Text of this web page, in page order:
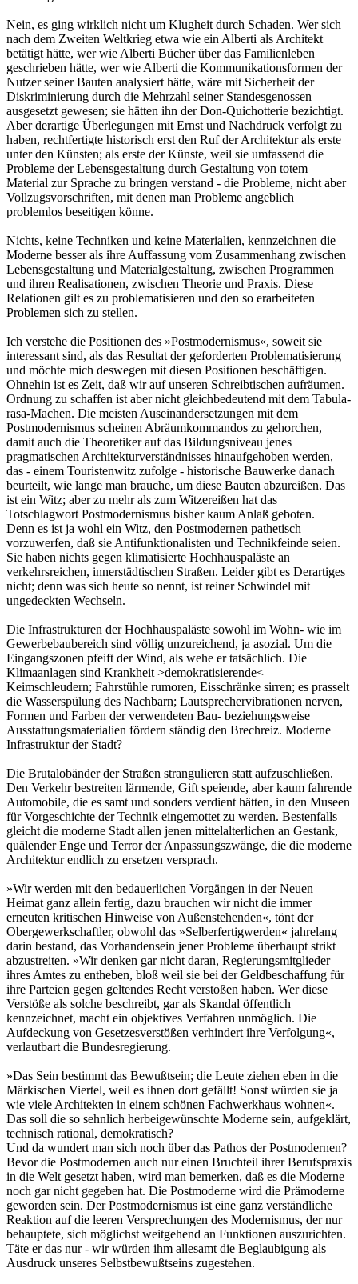
Nein, es ging wirklich nicht um Klugheit durch Schaden. Wer sich
nach dem Zweiten Weltkrieg etwa wie ein Alberti als Architekt
betätigt hätte, wer wie Alberti Bücher über das Familienleben
geschrieben hätte, wer wie Alberti die Kommunikationsformen der
Nutzer seiner Bauten analysiert hätte, wäre mit Sicherheit der
Diskriminierung durch die Mehrzahl seiner Standesgenossen
ausgesetzt gewesen; sie hätten ihn der Don-Quichotterie bezichtigt.
Aber derartige Überlegungen mit Ernst und Nachdruck verfolgt zu
haben, rechtfertigte historisch erst den Ruf der Architektur als erste
unter den Künsten; als erste der Künste, weil sie umfassend die
Probleme der Lebensgestaltung durch Gestaltung von totem
Material zur Sprache zu bringen verstand - die Probleme, nicht aber
Vollzugsvorschriften, mit denen man Probleme angeblich
problemlos beseitigen könne.
Nichts, keine Techniken und keine Materialien, kennzeichnen die
Moderne besser als ihre Auffassung vom Zusammenhang zwischen
Lebensgestaltung und Materialgestaltung, zwischen Programmen
und ihren Realisationen, zwischen Theorie und Praxis. Diese
Relationen gilt es zu problematisieren und den so erarbeiteten
Problemen sich zu stellen.
Ich verstehe die Positionen des »Postmodernismus«, soweit sie
interessant sind, als das Resultat der geforderten Problematisierung
und möchte mich deswegen mit diesen Positionen beschäftigen.
Ohnehin ist es Zeit, daß wir auf unseren Schreibtischen aufräumen.
Ordnung zu schaffen ist aber nicht gleichbedeutend mit dem Tabula-
rasa-Machen. Die meisten Auseinandersetzungen mit dem
Postmodernismus scheinen Abräumkommandos zu gehorchen,
damit auch die Theoretiker auf das Bildungsniveau jenes
pragmatischen Architekturverständnisses hinaufgehoben werden,
das - einem Touristenwitz zufolge - historische Bauwerke danach
beurteilt, wie lange man brauche, um diese Bauten abzureißen. Das
ist ein Witz; aber zu mehr als zum Witzereißen hat das
Totschlagwort Postmodernismus bisher kaum Anlaß geboten.
Denn es ist ja wohl ein Witz, den Postmodernen pathetisch
vorzuwerfen, daß sie Antifunktionalisten und Technikfeinde seien.
Sie haben nichts gegen klimatisierte Hochhauspaläste an
verkehrsreichen, innerstädtischen Straßen. Leider gibt es Derartiges
nicht; denn was sich heute so nennt, ist reiner Schwindel mit
ungedeckten Wechseln.
Die Infrastrukturen der Hochhauspaläste sowohl im Wohn- wie im
Gewerbebaubereich sind völlig unzureichend, ja asozial. Um die
Eingangszonen pfeift der Wind, als wehe er tatsächlich. Die
Klimaanlagen sind Krankheit >demokratisierende<
Keimschleudern; Fahrstühle rumoren, Eisschränke sirren; es prasselt
die Wasserspülung des Nachbarn; Lautsprechervibrationen nerven,
Formen und Farben der verwendeten Bau- beziehungsweise
Ausstattungsmaterialien fördern ständig den Brechreiz. Moderne
Infrastruktur der Stadt?
Die Brutalobänder der Straßen strangulieren statt aufzuschließen.
Den Verkehr bestreiten lärmende, Gift speiende, aber kaum fahrende
Automobile, die es samt und sonders verdient hätten, in den Museen
für Vorgeschichte der Technik eingemottet zu werden. Bestenfalls
gleicht die moderne Stadt allen jenen mittelalterlichen an Gestank,
quälender Enge und Terror der Anpassungszwänge, die die moderne
Architektur endlich zu ersetzen versprach.
»Wir werden mit den bedauerlichen Vorgängen in der Neuen
Heimat ganz allein fertig, dazu brauchen wir nicht die immer
erneuten kritischen Hinweise von Außenstehenden«, tönt der
Obergewerkschaftler, obwohl das »Selberfertigwerden« jahrelang
darin bestand, das Vorhandensein jener Probleme überhaupt strikt
abzustreiten. »Wir denken gar nicht daran, Regierungsmitglieder
ihres Amtes zu entheben, bloß weil sie bei der Geldbeschaffung für
ihre Parteien gegen geltendes Recht verstoßen haben. Wer diese
Verstöße als solche beschreibt, gar als Skandal öffentlich
kennzeichnet, macht ein objektives Verfahren unmöglich. Die
Aufdeckung von Gesetzesverstößen verhindert ihre Verfolgung«,
verlautbart die Bundesregierung.
»Das Sein bestimmt das Bewußtsein; die Leute ziehen eben in die
Märkischen Viertel, weil es ihnen dort gefällt! Sonst würden sie ja
wie viele Architekten in einem schönen Fachwerkhaus wohnen«.
Das soll die so sehnlich herbeigewünschte Moderne sein, aufgeklärt,
technisch rational, demokratisch?
Und da wundert man sich noch über das Pathos der Postmodernen?
Bevor die Postmodernen auch nur einen Bruchteil ihrer Berufspraxis
in die Welt gesetzt haben, wird man bemerken, daß es die Moderne
noch gar nicht gegeben hat. Die Postmoderne wird die Prämoderne
geworden sein. Der Postmodernismus ist eine ganz verständliche
Reaktion auf die leeren Versprechungen des Modernismus, der nur
behauptete, sich möglichst weitgehend an Funktionen auszurichten.
Täte er das nur - wir würden ihm allesamt die Beglaubigung als
Ausdruck unseres Selbstbewußtseins zugestehen.